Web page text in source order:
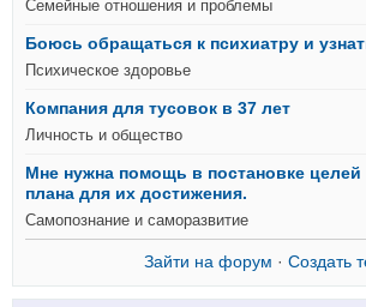
Семейные отношения и проблемы
Боюсь обращаться к психиатру и
Психическое здоровье
Компания для тусовок в 37 лет
Личность и общество
Мне нужна помощь в постановке целей
плана для их достижения.
Самопознание и саморазвитие
Зайти на форум · Создать